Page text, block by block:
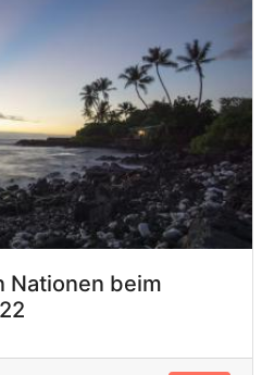
Nationen beim